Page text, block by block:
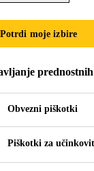
masa, za
tesnilna
Potrdi moje izbire
prednostnih
Obvezni piškotki
Piškotki za